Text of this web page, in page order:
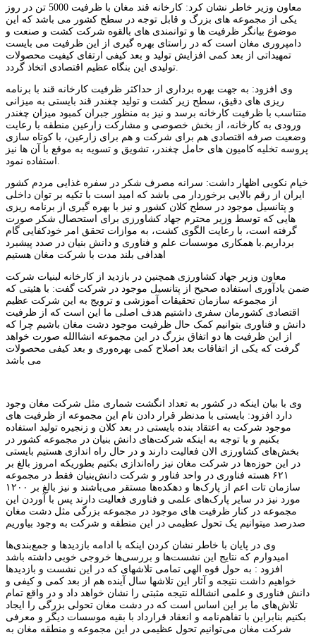
معاون وزیر خاطر نشان کرد: کارخانه قند مغان با ظرفیت 5000 تن در روز
یکی از مجموعه های بزرگ و قابل توجه در سطح کشور می باشد که این
موضوع بیانگر ظرفیت ها و توانمندی های بالقوه شرکت کشت و صنعت و
دامپروری مغان است که در راستای بهره گیری از این ظرفیت می بایست
تمهیداتی از بعد کمی افزایش تولید و بعد کیفی ارتقای کیفیت محصولات
وی افزود: به جهت بهره برداری از حداکثر ظرفیت کارخانه قند با برنامه
ریزی های دقیق، سطح زیر کشت و تولید چغندر قند بایستی به میزانی
متناسب با ظرفیت کارخانه برسد و نیز به منظور جبران کمبود میزان چغندر
ورودی به کارخانه، از بخش خصوصی و مشارکت زارعین منطقه با رعایت
وضعیت صرفه اقتصادی هم برای شرکت و هم برای زارعین، با کوتاه سازی
پروسه تخلیه کامیون های حامل چغندر، تشویق و تسویه به موقع با آن ها نیز
خیام نکویی اظهار داشت: سرانه مصرف شکر در سفره غذایی مردم کشور
ایران از رقم بالایی برخوردار می باشد که امید است با تکیه بر توان داخلی
و پتانسیل موجود در سطح کلان کشور و نیز با بهره گیری از برنامه ریزی
هایی که توسط وزیر محترم جهاد کشاورزی برای استحصال شکر صورت
گرفته است، با رعایت الگوی کشت، به موازات تحقق امر خودکفایی گام
برداریم.با همکاری موسسات علم و فناوری و دانش بنیان در صدد پیشبرد
اهدافی بلند مدت با شرکت مغان هستیم
معاون وزیر جهاد کشاورزی همچنین در بازدید از کارخانه لبنیات شرکت
ضمن یادآوری استفاده صحیح از پتانسیل موجود در شرکت گفت: با هئیتی که
از مجموعه سازمان تحقیقات آموزشی و ترویج به این شرکت عظیم
اقتصادی کشورمان سفری داشتیم هدف اصلی ما این است که از ظرفیت
دانش و فناوری بتوانیم کمک حال ظرفیت موجود دشت مغان باشیم چرا که
از این ظرفیت ها دو اتفاق بزرگ در این مجموعه انشاالله صورت خواهد
گرفت که یکی از اتفاقات بعد اصلاح کمی بهره‌وری و بعد کیفی محصولات
می باشد
وی با بیان اینکه در کشور به تعداد انگشت شماری مثل شرکت مغان وجود
دارد افزود: بایستی با مدنظر قرار دادن نام این مجموعه از ظرفیت های
موجود شرکت به اعتقاد بنده بایستی در بعد کلان و زنجیره تولید استفاده
بکنیم و با توجه به اینکه شرکت‌های دانش بنیان در مجموعه کشور در
بخش‌های کشاورزی الان فعالیت دارند و در حال راه اندازی هستیم بایستی
در این حوزه‌ها در شرکت مغان نیز راه‌اندازی بکنیم بطوریکه امروز بالغ بر
۶۲۱ هسته فناوری در واحد فناور و شرکت دانش‌بنیان فقط در مجموعه
سازمان تات اعم از پارک‌ها و دهکده‌ها مستقر می‌باشند و نیز بالغ بر ۱۲۰۰
مورد نیز در سایر پارک‌های علمی و فناوری فعالیت دارند پس با آوردن این
مجموعه در کنار ظرفیت های موجود در مجموعه بزرگی مثل دشت مغان
صدرصد میتوانیم یک تحول عظیمی در این منطقه و شرکت به وجود بیاوریم
وی در پایان با خاطر نشان کردن اینکه با ادامه بازدیدها و جمع‌بندی‌ها
امیدوارم که نتایج این نشست‌ها و بررسی‌ها خروجی خوبی داشته باشد
افزود : به حول قوه الهی تمامی تلاشهای که در این نشست و بازدیدها
خواهیم داشت نتیجه و آثار این تلاشها سال آینده هم از بعد کمی و کیفی و
دانش فناوری و علمی انشالله نتیجه مثبتی را نشان خواهد داد و در واقع تمام
تلاش‌های ما بر این اساس است که در دشت مغان تحولی بزرگی را ایجاد
بکنیم بنابراین با تفاهم‌نامه و انعقاد قرارداد با بقیه موسسات دیگر و معرفی
شرکت مغان می‌توانیم تحول عظیمی در این مجموعه و منطقه مغان به